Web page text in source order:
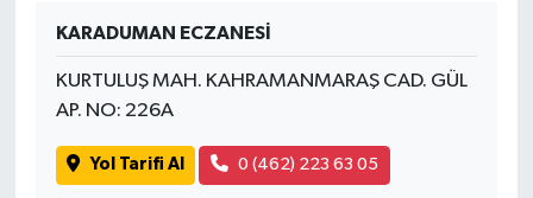
KARADUMAN ECZANESİ
KURTULUŞ MAH. KAHRAMANMARAŞ CAD. GÜL
AP. NO: 226A
Yol Tarifi Al 0 (462) 223 63 05